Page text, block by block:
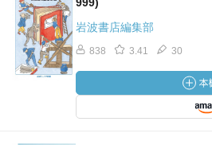
岩波書店編集部
838 3.41 30